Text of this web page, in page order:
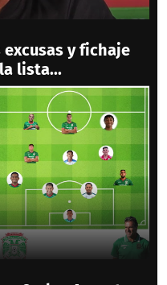
y fichaje
lista...